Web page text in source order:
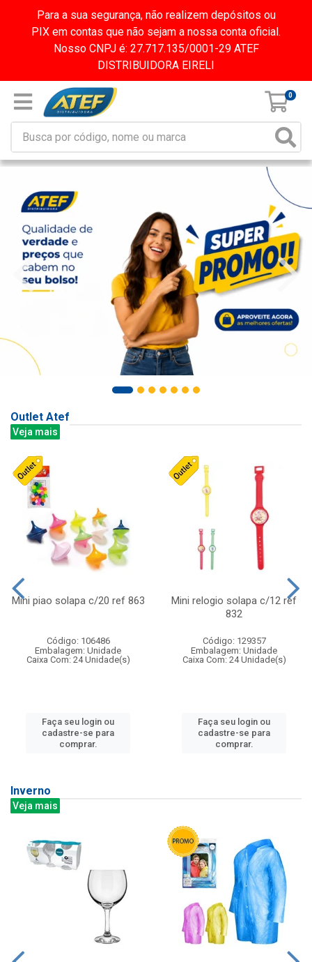
Para a sua segurança, não realizem depósitos ou
PIX em contas que não sejam a nossa conta oficial.
Nosso CNPJ é: 27.717.135/0001-29 ATEF
DISTRIBUIDORA EIRELI
0
Outlet Atef
Veja mais
Mini piao solapa c/20 ref 863
Código: 106486
Embalagem: Unidade
Caixa Com: 24 Unidade(s)
Faça seu login ou
cadastre-se para
comprar.
Mini relogio solapa c/12 ref
832
Código: 129357
Embalagem: Unidade
Caixa Com: 24 Unidade(s)
Faça seu login ou
cadastre-se para
comprar.
Inverno
Veja mais